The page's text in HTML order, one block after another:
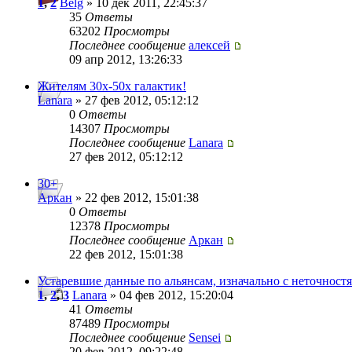
1,2 Belg » 10 дек 2011, 22:45:37
35 Ответы
63202 Просмотры
Последнее сообщение алексей
09 апр 2012, 13:26:33
Жителям 30х-50х галактик!
Lanara » 27 фев 2012, 05:12:12
0 Ответы
14307 Просмотры
Последнее сообщение Lanara
27 фев 2012, 05:12:12
30+
Аркан » 22 фев 2012, 15:01:38
0 Ответы
12378 Просмотры
Последнее сообщение Аркан
22 фев 2012, 15:01:38
Устаревшие данные по альянсам, изначально с
1,2,3 Lanara » 04 фев 2012, 15:20:04
41 Ответы
87489 Просмотры
Последнее сообщение Sensei